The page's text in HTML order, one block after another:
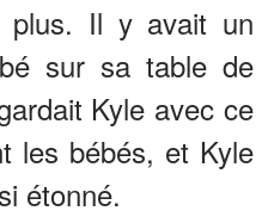
Il y avait un
sur sa table de
Kyle avec ce
les bébés, et Kyle
étonné.